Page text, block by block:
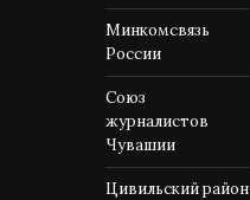
Минкомсвязь
России
Союз
журналистов
Чувашии
Цивильский район